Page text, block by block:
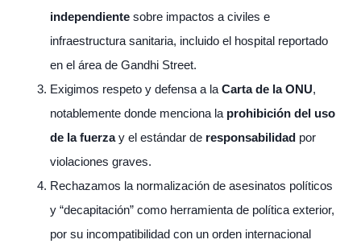
independiente sobre impactos a civiles e
infraestructura sanitaria, incluido el hospital reportado
en el área de Gandhi Street.
Exigimos respeto y defensa a la Carta de la ONU,
notablemente donde menciona la prohibición del uso
de la fuerzay el estándar de responsabilidad por
violaciones graves.
Rechazamos la normalización de asesinatos políticos
y “decapitación” como herramienta de política exterior,
por su incompatibilidad con un orden internacional